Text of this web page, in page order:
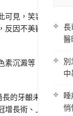
見，笑容在我們
因不美觀的齒顎
沉澱等；這些因
的牙齦未能退縮
增長術、上唇定位
長
醫
別
中
悄